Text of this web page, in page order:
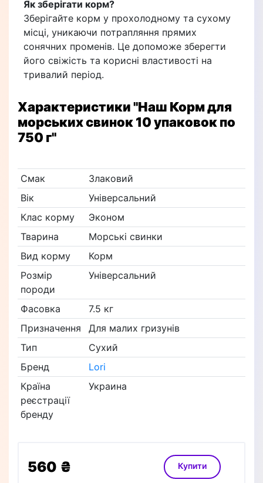
Як зберігати корм?
Зберігайте корм у прохолодному та сухому
місці, уникаючи потрапляння прямих
сонячних променів. Це допоможе зберегти
його свіжість та корисні властивості на
тривалий період.
Характеристики"Наш Корм для
морських свинок 10 упаковок по
750 г"
Смак
Злаковий
Вік
Універсальний
Клас корму
Эконом
Тварина
Морські свинки
Вид корму
Корм
Розмір
породи
Універсальний
Фасовка
7.5 кг
Призначення
Для малих гризунів
Тип
Сухий
Бренд
Lori
Країна
реєстрації
бренду
Украина
560 ₴ Купити